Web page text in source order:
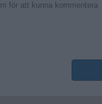
för att kunna kommentera